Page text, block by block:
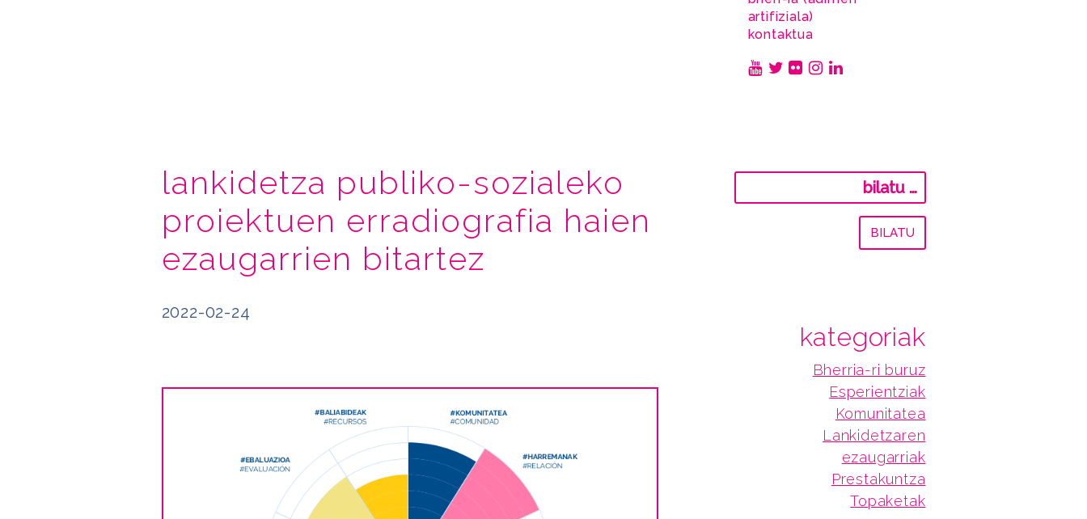
artifiziala)
kontaktua
lankidetza publiko-sozialeko
proiektuen erradiografia haien
ezaugarrien bitartez
2022-02-24
kategoriak
Bherria-ri buruz
Esperientziak
Komunitatea
Lankidetzaren
ezaugarriak
Prestakuntza
Topaketak